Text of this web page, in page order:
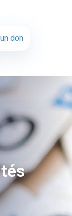
don